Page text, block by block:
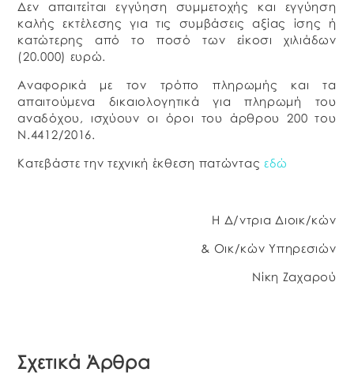
Δεν απαιτείται εγγύηση συμμετοχής και εγγύηση
καλής εκτέλεσης για τις συμβάσεις αξίας ίσης ή
κατώτερης από το ποσό των είκοσι χιλιάδων
(20.000) ευρώ.
Αναφορικά με τον τρόπο πληρωμής και τα
απαιτούμενα δικαιολογητικά για πληρωμή του
αναδόχου, ισχύουν οι όροι του άρθρου 200 του
Ν.4412/2016.
Κατεβάστε την τεχνική έκθεση πατώντας εδώ
Η Δ/ντρια Διοικ/κών
& Οικ/κών Υπηρεσιών
Νίκη Ζαχαρού
Σχετικά Άρθρα